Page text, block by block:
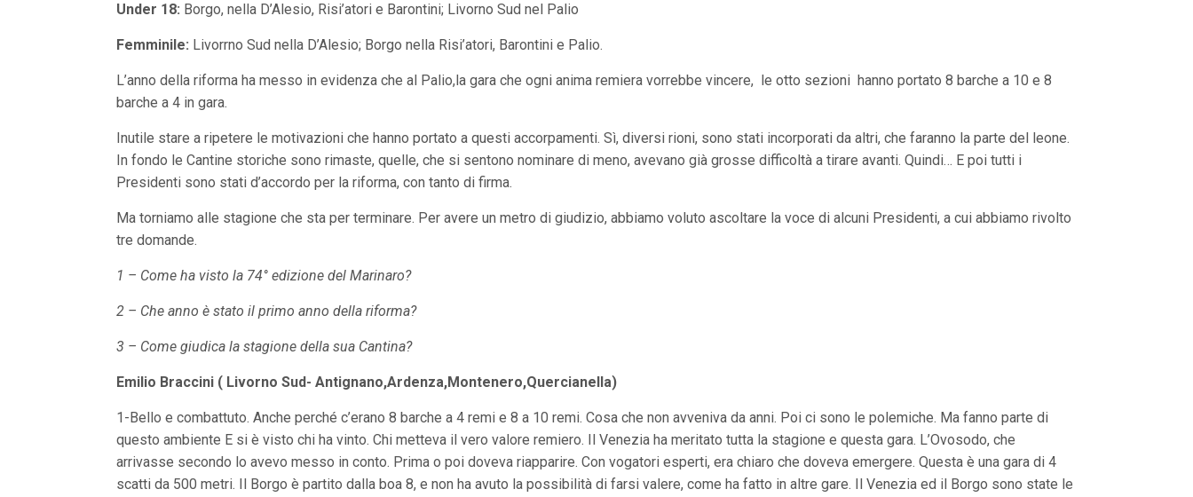
a
i
a
a
M
n
ù
r
i
n
i
l
V
i
f
o
d
o
Under 18: Borgo, nella D’Alesio, Risi’atori e Barontini; Livorno Sud nel Palio
Femminile: Livorrno Sud nella D’Alesio; Borgo nella Risi’atori, Barontini e Palio.
L’anno della riforma ha messo in evidenza che al Palio,la gara che ogni anima remiera vorrebbe vincere, le otto sezioni hanno portato 8 barche a 10 e 8
barche a 4 in gara.
Inutile stare a ripetere le motivazioni che hanno portato a questi accorpamenti. Sì, diversi rioni, sono stati incorporati da altri, che faranno la parte del leone.
In fondo le Cantine storiche sono rimaste, quelle, che si sentono nominare di meno, avevano già grosse difficoltà a tirare avanti. Quindi… E poi tutti i
Presidenti sono stati d’accordo per la riforma, con tanto di firma.
Ma torniamo alle stagione che sta per terminare. Per avere un metro di giudizio, abbiamo voluto ascoltare la voce di alcuni Presidenti, a cui abbiamo rivolto
tre domande.
1 – Come ha visto la 74° edizione del Marinaro?
2 – Che anno è stato il primo anno della riforma?
3 – Come giudica la stagione della sua Cantina?
Emilio Braccini ( Livorno Sud- Antignano,Ardenza,Montenero,Quercianella)
1-Bello e combattuto. Anche perché c’erano 8 barche a 4 remi e 8 a 10 remi. Cosa che non avveniva da anni. Poi ci sono le polemiche. Ma fanno parte di
questo ambiente E si è visto chi ha vinto. Chi metteva il vero valore remiero. Il Venezia ha meritato tutta la stagione e questa gara. L’Ovosodo, che
arrivasse secondo lo avevo messo in conto. Prima o poi doveva riapparire. Con vogatori esperti, era chiaro che doveva emergere. Questa è una gara di 4
scatti da 500 metri. Il Borgo è partito dalla boa 8, e non ha avuto la possibilità di farsi valere, come ha fatto in altre gare. Il Venezia ed il Borgo sono state le